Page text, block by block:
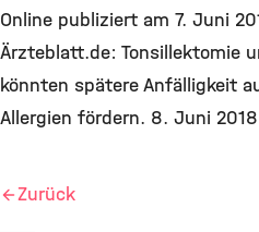
Online publiziert am 7. Juni
Ärzteblatt.de: Tonsillektomie
könnten spätere Anfälligkeit
Allergien fördern. 8. Juni 2018
Zurück